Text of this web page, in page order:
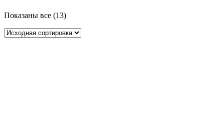
Показаны все (13)